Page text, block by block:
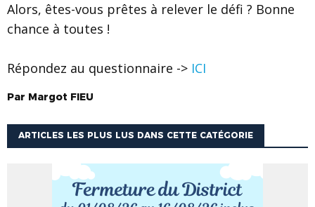
Alors, êtes-vous prêtes à relever le défi ? Bonne
chance à toutes !
Répondez au questionnaire -> ICI
Par Margot FIEU
ARTICLES LES PLUS LUS DANS CETTE CATÉGORIE